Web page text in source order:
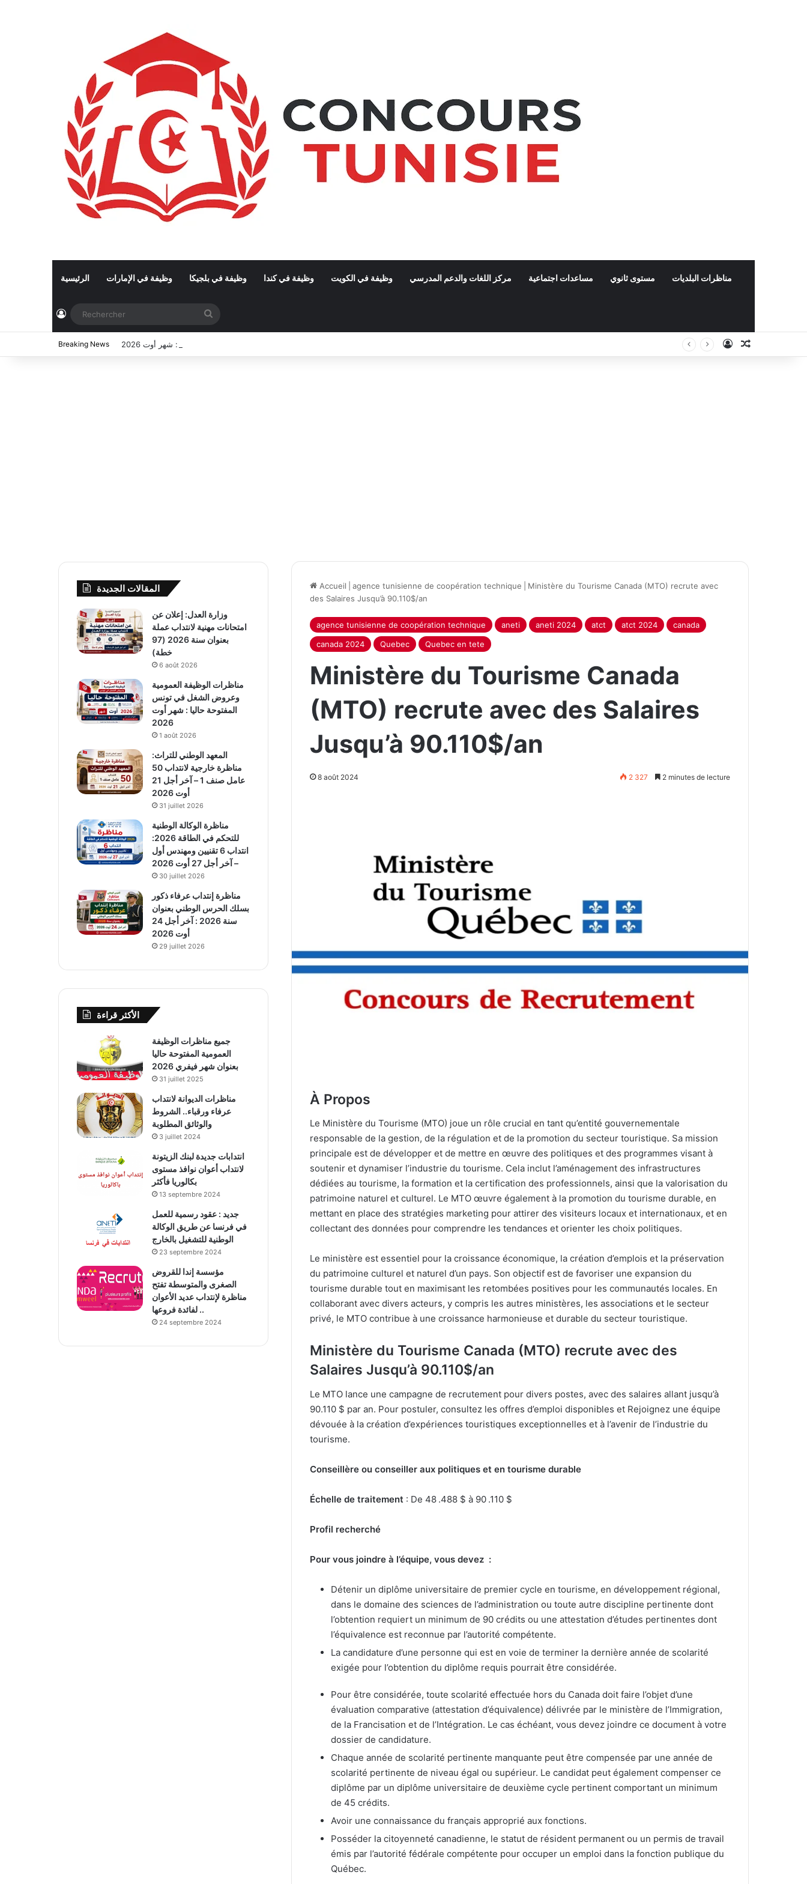
الرئيسية وظيفة في الإمارات وظيفة في بلجيكا وظيفة في كندا وظيفة في الكويت مركز اللغات والدعم المدرسي مساعدات اجتماعية مستوى ثانوي مناظرات البلديات
Connexion
Breaking News مناظرات الوظيفة العمومية وعروض الشغل في تونس المفتوحة حاليا : شهر أوت 2026 Connexion
Article
Accueil agence tunisienne de coopération technique
Ministère du Tourisme Canada (MTO) recrute avec
des Salaires Jusqu’à 90.110$/an
agence tunisienne de coopération technique aneti aneti 2024 atct atct 2024
canada
canada 2024
Quebec Quebec en tete
Ministère du Tourisme Canada
(MTO) recrute avec des Salaires
Jusqu’à 90.110$/an
8 août 2024 2 327 2 minutes de lecture
À Propos
Le Ministère du Tourisme (MTO) joue un rôle crucial en tant qu’entité gouvernementale
responsable de la gestion, de la régulation et de la promotion du secteur touristique. Sa mission
principale est de développer et de mettre en œuvre des politiques et des programmes visant à
soutenir et dynamiser l’industrie du tourisme. Cela inclut l’aménagement des infrastructures
dédiées au tourisme, la formation et la certification des professionnels, ainsi que la valorisation du
patrimoine naturel et culturel. Le MTO œuvre également à la promotion du tourisme durable, en
mettant en place des stratégies marketing pour attirer des visiteurs locaux et internationaux, et en
collectant des données pour comprendre les tendances et orienter les choix politiques.
Le ministère est essentiel pour la croissance économique, la création d’emplois et la préservation
du patrimoine culturel et naturel d’un pays. Son objectif est de favoriser une expansion du
tourisme durable tout en maximisant les retombées positives pour les communautés locales. En
collaborant avec divers acteurs, y compris les autres ministères, les associations et le secteur
privé, le MTO contribue à une croissance harmonieuse et durable du secteur touristique.
Ministère du Tourisme Canada (MTO) recrute avec des
Salaires Jusqu’à 90.110$/an
Le MTO lance une campagne de recrutement pour divers postes, avec des salaires allant jusqu’à
90.110 $ par an. Pour postuler, consultez les offres d’emploi disponibles et Rejoignez une équipe
dévouée à la création d’expériences touristiques exceptionnelles et à l’avenir de l’industrie du
tourisme.
Conseillère ou conseiller aux politiques et en tourisme durable
Échelle de traitement : De 48 .488 $ à 90 .110 $
Profil recherché
Pour vous joindre à l’équipe, vous devez :
Détenir un diplôme universitaire de premier cycle en tourisme, en développement régional,
dans le domaine des sciences de l’administration ou toute autre discipline pertinente dont
l’obtention requiert un minimum de 90 crédits ou une attestation d’études pertinentes dont
l’équivalence est reconnue par l’autorité compétente.
La candidature d’une personne qui est en voie de terminer la dernière année de scolarité
exigée pour l’obtention du diplôme requis pourrait être considérée.
Pour être considérée, toute scolarité effectuée hors du Canada doit faire l’objet d’une
évaluation comparative (attestation d’équivalence) délivrée par le ministère de l’Immigration,
de la Francisation et de l’Intégration. Le cas échéant, vous devez joindre ce document à votre
dossier de candidature.
Chaque année de scolarité pertinente manquante peut être compensée par une année de
scolarité pertinente de niveau égal ou supérieur. Le candidat peut également compenser ce
diplôme par un diplôme universitaire de deuxième cycle pertinent comportant un minimum
de 45 crédits.
Avoir une connaissance du français approprié aux fonctions.
Posséder la citoyenneté canadienne, le statut de résident permanent ou un permis de travail
émis par l’autorité fédérale compétente pour occuper un emploi dans la fonction publique du
Québec.
المقالات الجديدة
وزارة العدل: إعلان عن
امتحانات مهنية لانتداب عملة
بعنوان سنة 2026 (97
خطة)
6 août 2026
مناظرات الوظيفة العمومية
وعروض الشغل في تونس
المفتوحة حاليا : شهر أوت
2026
1 août 2026
المعهد الوطني للتراث:
مناظرة خارجية لانتداب 50
عامل صنف 1 – آخر أجل 21
أوت 2026
31 juillet 2026
مناظرة الوكالة الوطنية
للتحكم في الطاقة 2026:
انتداب 6 تقنيين ومهندس أول
– آخر أجل 27 أوت 2026
30 juillet 2026
مناظرة إنتداب عرفاء ذكور
بسلك الحرس الوطني بعنوان
سنة 2026 : آخر أجل 24
أوت 2026
29 juillet 2026
الأكثر قراءة
جميع مناظرات الوظيفة
العمومية المفتوحة حاليا
بعنوان شهر فيفري 2026
31 juillet 2025
مناظرات الديوانة لانتداب
عرفاء ورقباء.. الشروط
والوثائق المطلوبة
3 juillet 2024
انتدابات جديدة لبنك الزيتونة
لانتداب أعوان نوافذ مستوى
بكالوريا فأكثر
13 septembre 2024
جديد : عقود رسمية للعمل
في فرنسا عن طريق الوكالة
الوطنية للتشغيل بالخارج
23 septembre 2024
مؤسسة إندا للقروض
الصغرى والمتوسطة تفتح
مناظرة لإنتداب عديد الأعوان
لفائدة فروعها ..
24 septembre 2024